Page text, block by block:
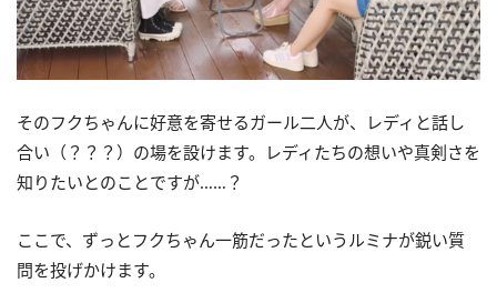
そのフクちゃんに好意を寄せるガール二人が、レディと話し
合い（？？？）の場を設けます。レディたちの想いや真剣さを
知りたいとのことですが……？
ここで、ずっとフクちゃん一筋だったというルミナが鋭い質
問を投げかけます。